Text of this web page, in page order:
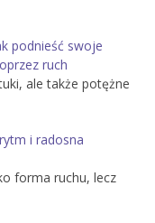
podnieść swoje
ruch
ale także potężne
i radosna
forma ruchu, lecz